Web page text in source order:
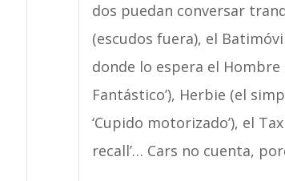
dos puedan conversar
(escudos fuera), el
donde lo espera el
Fantástico’), Herbie (el
‘Cupido motorizado’), el
recall’… Cars no cuenta,